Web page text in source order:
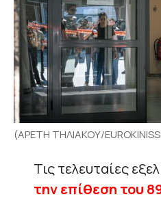
(ΑΡΕΤΗ ΤΗΛΙΑΚΟΥ/
Τις τελευταίες
την επίθεση του